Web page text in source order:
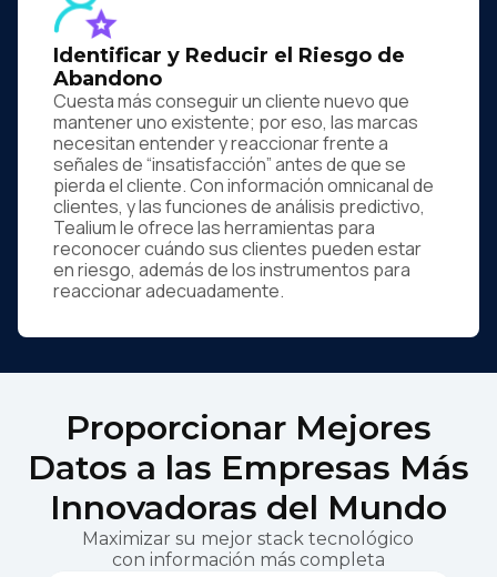
Identificar y Reducir el Riesgo de
Abandono
Cuesta más conseguir un cliente nuevo que
mantener uno existente; por eso, las marcas
necesitan entender y reaccionar frente a
señales de “insatisfacción” antes de que se
pierda el cliente. Con información omnicanal de
clientes, y las funciones de análisis predictivo,
Tealium le ofrece las herramientas para
reconocer cuándo sus clientes pueden estar
en riesgo, además de los instrumentos para
reaccionar adecuadamente.
Proporcionar Mejores
Datos a las Empresas Más
Innovadoras del Mundo
Maximizar su mejor stack tecnológico
con información más completa